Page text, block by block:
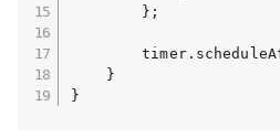
        };
    }